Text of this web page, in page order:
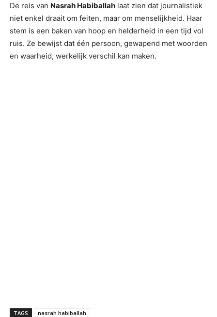
De reis van Nasrah Habiballah laat zien dat journalistiek
niet enkel draait om feiten, maar om menselijkheid. Haar
stem is een baken van hoop en helderheid in een tijd vol
ruis. Ze bewijst dat één persoon, gewapend met woorden
en waarheid, werkelijk verschil kan maken.
TAGS nasrah habiballah